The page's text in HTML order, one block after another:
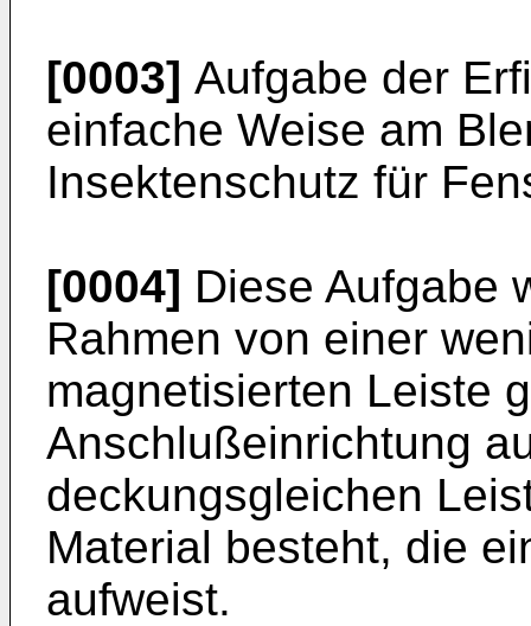
[0003] Aufgabe der
einfache Weise am
Insektenschutz für
[0004] Diese Aufgabe
Rahmen von einer
magnetisierten Leiste
Anschlußeinrichtung
deckungsgleichen
Material besteht, die
aufweist.